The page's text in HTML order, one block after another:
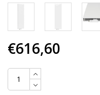
€616,60